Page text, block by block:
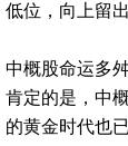
低位，向上留
中概股命运多
肯定的是，中
的黄金时代也